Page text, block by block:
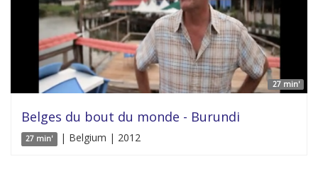
27 min'
Belges du bout du monde - Burundi
27 min' | Belgium | 2012